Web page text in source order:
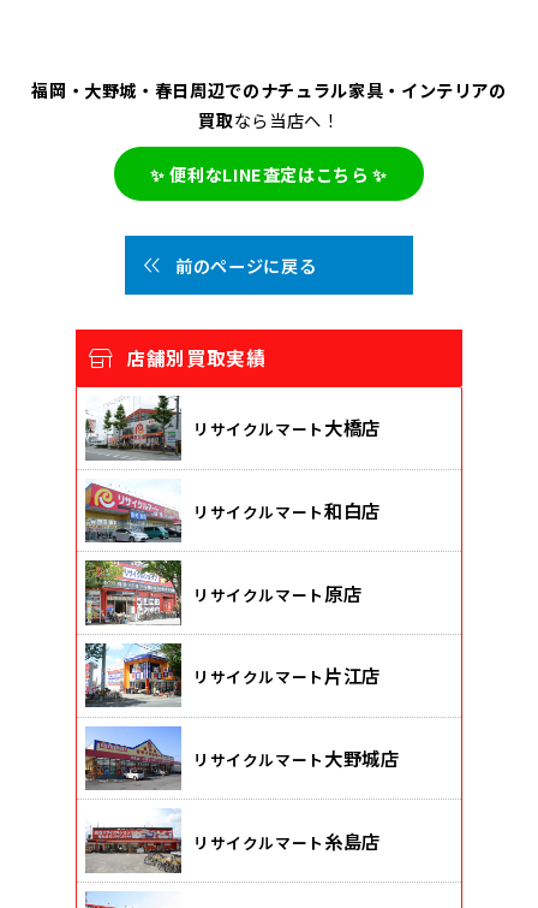
福岡・大野城・春日周辺でのナチュラル家具・インテリアの
買取なら当店へ！
✨ 便利なLINE査定はこちら ✨
前のページに戻る
店舗別買取実績
リサイクルマート 大橋店
リサイクルマート和白店
リサイクルマート 原店
リサイクルマート片江店
リサイクルマート 大野城店
リサイクルマート 糸島店